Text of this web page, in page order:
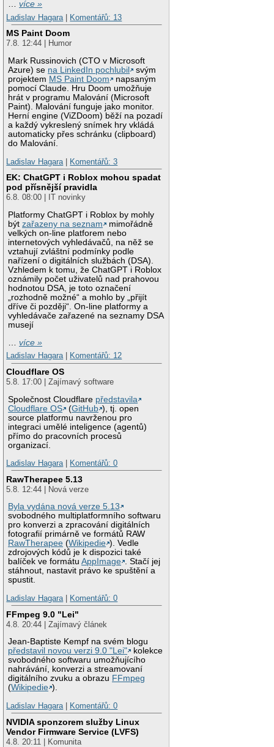
…více »
Ladislav Hagara
Komentářů: 13
MS Paint Doom
7.8. 12:44 | Humor
Mark Russinovich (CTO v Microsoft
Azure) se na LinkedIn pochlubil
svým
projektem MS Paint Doom
napsaným
pomocí Claude. Hru Doom umožňuje
hrát v programu Malování (Microsoft
Paint). Malování funguje jako monitor.
Herní engine (ViZDoom) běží na pozadí
a každý vykreslený snímek hry vkládá
automaticky přes schránku (clipboard)
do Malování.
Ladislav Hagara
Komentářů: 3
EK: ChatGPT i Roblox mohou spadat
pod přísnější pravidla
6.8. 08:00 | IT novinky
Platformy ChatGPT i Roblox by mohly
býtzařazeny na seznam
mimořádně
velkých on-line platforem nebo
internetových vyhledávačů, na něž se
vztahují zvláštní podmínky podle
nařízení o digitálních službách (DSA).
Vzhledem k tomu, že ChatGPT i Roblox
oznámily počet uživatelů nad prahovou
hodnotou DSA, je toto označení
„rozhodně možné“ a mohlo by „přijít
dříve či později“. On-line platformy a
vyhledávače zařazené na seznamy DSA
musejí
…více »
Ladislav Hagara| Komentářů: 12
Cloudflare OS
5.8. 17:00 | Zajímavý software
Společnost Cloudflare představila
Cloudflare OS
(GitHub ), tj. open
source platformu navrženou pro
integraci umělé inteligence (agentů)
přímo do pracovních procesů
organizací.
Ladislav Hagara| Komentářů: 0
RawTherapee 5.13
5.8. 12:44 | Nová verze
Byla vydána nová verze 5.13
svobodného multiplatformního softwaru
pro konverzi a zpracování digitálních
fotografií primárně ve formátů RAW
RawTherapee (Wikipedie ). Vedle
zdrojových kódů je k dispozici také
balíček ve formátuAppImage . Stačí jej
stáhnout, nastavit právo ke spuštění a
spustit.
Ladislav Hagara| Komentářů: 0
FFmpeg 9.0 "Lei"
4.8. 20:44 | Zajímavý článek
Jean-Baptiste Kempf na svém blogu
představil novou verzi 9.0 "Lei"
kolekce
svobodného softwaru umožňujícího
nahrávání, konverzi a streamovaní
digitálního zvuku a obrazu FFmpeg
(Wikipedie ).
Ladislav Hagara| Komentářů: 0
NVIDIA sponzorem služby Linux
Vendor Firmware Service (LVFS)
4.8. 20:11 | Komunita